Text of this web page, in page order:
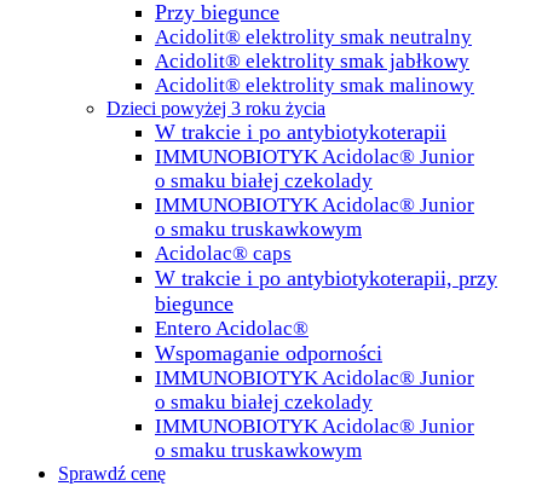
Przy biegunce
Acidolit® elektrolity smak neutralny
Acidolit® elektrolity smak jabłkowy
Acidolit® elektrolity smak malinowy
Dzieci powyżej 3 roku życia
W trakcie i po antybiotykoterapii
IMMUNOBIOTYK Acidolac® Junior
o smaku białej czekolady
IMMUNOBIOTYK Acidolac® Junior
o smaku truskawkowym
Acidolac® caps
W trakcie i po antybiotykoterapii, przy
biegunce
Entero Acidolac®
Wspomaganie odporności
IMMUNOBIOTYK Acidolac® Junior
o smaku białej czekolady
IMMUNOBIOTYK Acidolac® Junior
o smaku truskawkowym
Sprawdź cenę